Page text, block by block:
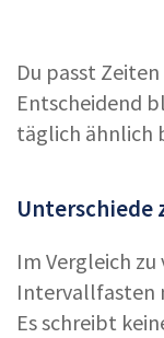
Du passt
Entscheidend
täglich ähnlich
Unterschiede
Im Vergleich
Intervallfasten
Es schreibt